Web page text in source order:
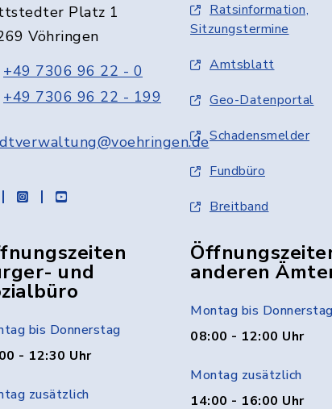
Platz 1
Vöhringen
+49 7306 96 22 - 0
+49 7306 96 22 - 199
instagramyoutube
Ratsinformation,
Sitzungstermine
Amtsblatt
Geo-Datenportal
Schadensmelder
Fundbüro
Breitband
und
bis Donnerstag
- 12:30 Uhr
zusätzlich
anderen
Montag bis Donnerstag
08:00 - 12:00 Uhr
Montag zusätzlich
14:00 - 16:00 Uhr